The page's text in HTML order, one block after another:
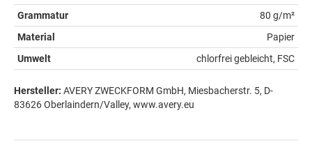
Grammatur
80 g/m²
Material
Papier
Umwelt
chlorfrei gebleicht, FSC
Hersteller: AVERY ZWECKFORM GmbH, Miesbacherstr. 5, D-
83626 Oberlaindern/Valley, www.avery.eu